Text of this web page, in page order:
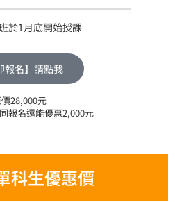
於1月底開始授課
報名】請點我
28,000元
報名還能優惠2,000元
科生優惠價